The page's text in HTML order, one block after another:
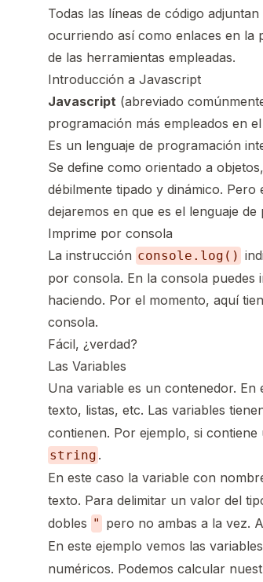
Todas las líneas de código
ocurriendo así como enlaces en la
de las herramientas empleadas.
Introducción a Javascript
Javascript (abreviado
programación más empleados en
Es un lenguaje de programación
Se define como orientado a
débilmente tipado y dinámico.
dejaremos en que es el lenguaje
Imprime por consola
La instrucción console.log()
por consola. En la consola puedes
haciendo. Por el momento, aquí
consola.
Fácil, ¿verdad?
Las Variables
Una variable es un contenedor.
texto, listas, etc. Las variables
contienen. Por ejemplo, si
string .
En este caso la variable con
texto. Para delimitar un valor del
dobles " pero no ambas a la vez.
En este ejemplo vemos las
numéricos. Podemos calcular